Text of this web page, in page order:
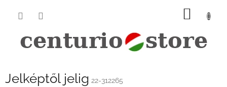
KOSÁR
Jelképtől jelig 22-312265